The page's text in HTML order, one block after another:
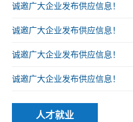
诚邀广大企业发布供应信息！
诚邀广大企业发布供应信息！
诚邀广大企业发布供应信息！
诚邀广大企业发布供应信息！
人才就业